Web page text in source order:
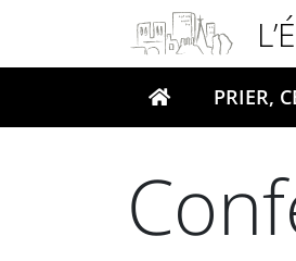
Votre
PRIER,
Panneau de gestion des cookies